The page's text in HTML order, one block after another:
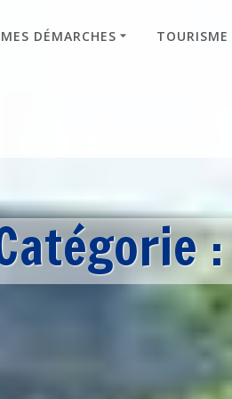
MES DÉMARCHES TOURISME